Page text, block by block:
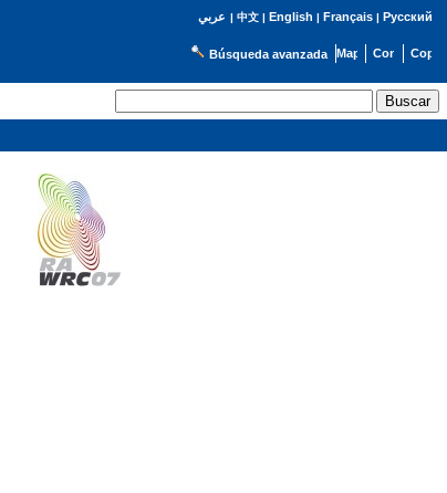
عربي | 中文| English | Français| Русский
Búsqueda avanzada